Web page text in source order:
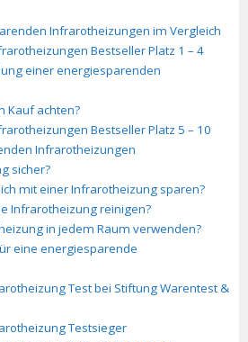
Infrarotheizungen im Vergleich
Bestseller Platz 1 – 4
einer energiesparenden
Kauf achten?
Bestseller Platz 5 – 10
Infrarotheizungen
sicher?
mit einer Infrarotheizung sparen?
Infrarotheizung reinigen?
in jedem Raum verwenden?
eine energiesparende
Test bei Stiftung Warentest &
Testsieger